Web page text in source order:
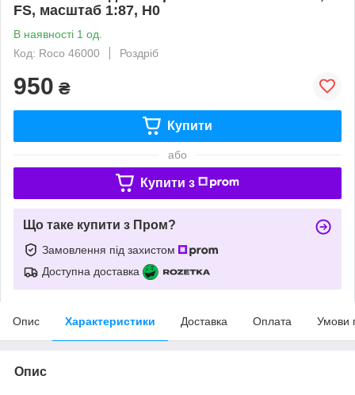
FS, масштаб 1:87, H0
В наявності 1 од.
Код: Roco 46000
Роздріб
950 ₴
Купити
або
Купити з
Що таке купити з Пром?
Замовлення під захистом
Доступна доставка
Опис Характеристики Доставка Оплата Умови
Опис